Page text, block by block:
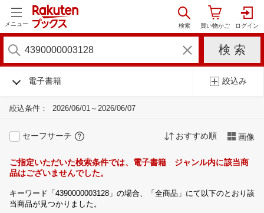
メニュー
電子書籍 絞込み
絞込条件： 2026/06/01～2026/06/07
セーフサーチ おすすめ順 画像
ご指定いただいた検索条件では、電子書籍 ジャンル内に該当商
品はございませんでした。
キーワード「4390000003128」の場合、「全商品」にて以下のとおり該
当商品が見つかりました。